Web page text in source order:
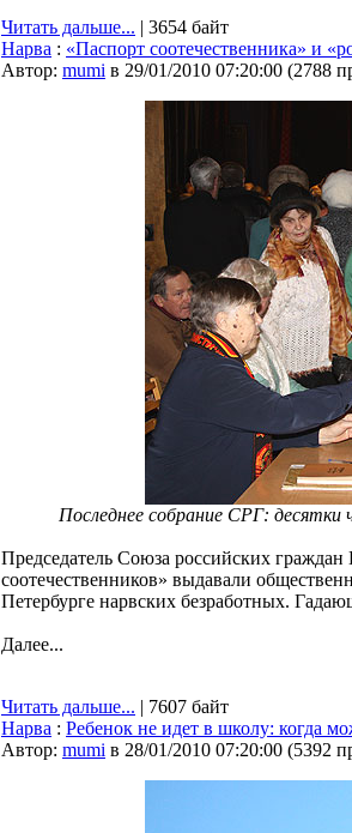
Читать дальше... | 3654 байт
Нарва : «Паспорт соотечественника» и
Автор: mumi в 29/01/2010 07:20:00 (2788
Последнее собрание СРГ: десятки
Председатель Союза российских
соотечественников» выдавали
Петербурге нарвских безработных.
Далее...
Читать дальше... | 7607 байт
Нарва : Ребенок не идет в школу: когда
Автор: mumi в 28/01/2010 07:20:00 (5392